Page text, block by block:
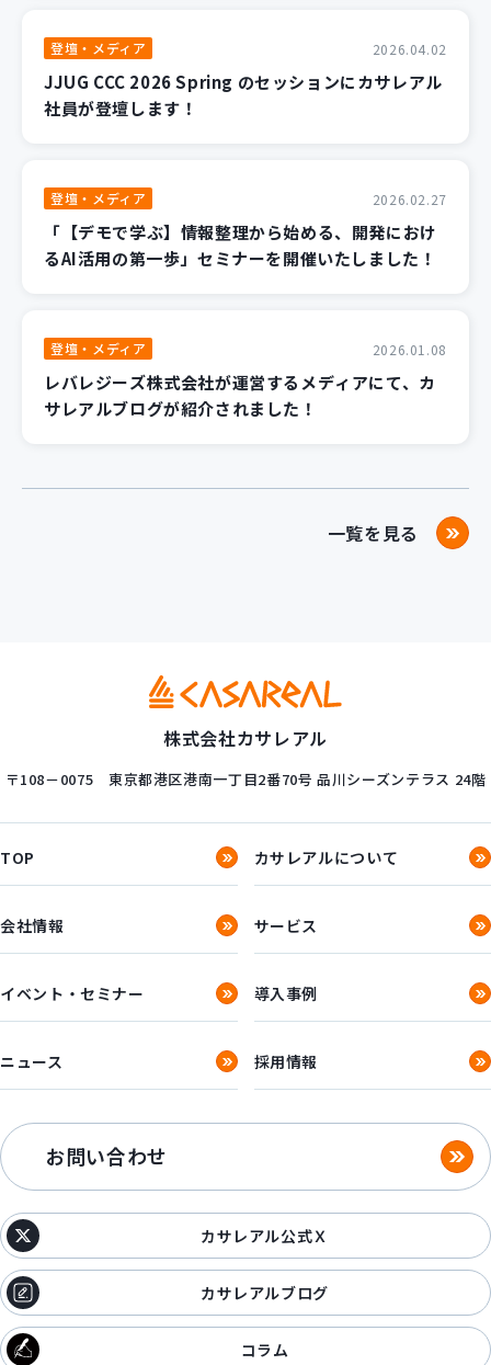
登壇・メディア 2026.04.02
JJUG CCC 2026 Spring のセッションにカサレアル
社員が登壇します！
登壇・メディア 2026.02.27
「【デモで学ぶ】情報整理から始める、開発におけ
るAI活用の第一歩」セミナーを開催いたしました！
登壇・メディア 2026.01.08
レバレジーズ株式会社が運営するメディアにて、カ
サレアルブログが紹介されました！
一覧を見る
株式会社カサレアル
〒108－0075 東京都港区港南一丁目2番70号 品川シーズンテラス 24階
TOP カサレアルについて
会社情報 サービス
イベント・セミナー 導入事例
ニュース 採用情報
お問い合わせ
カサレアル公式Ｘ
カサレアルブログ
コラム